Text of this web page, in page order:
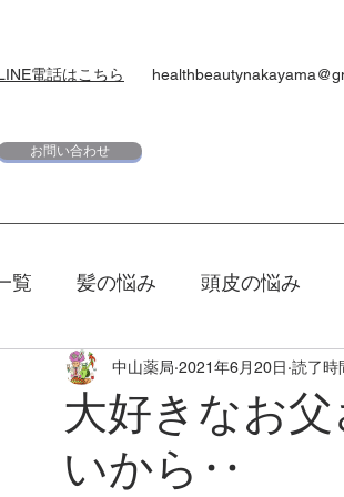
電話はこちら
お問い合わせ
覧 髪の悩み 頭皮の悩み
スキンケア 下地 日焼け
エリクシール 夏 マキアージュ
大好きなお
いから‥
中山薬局 2021年6月20日 読了時